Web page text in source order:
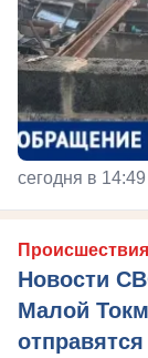
сегодня в 14:49
Происшествия
Новости
Малой